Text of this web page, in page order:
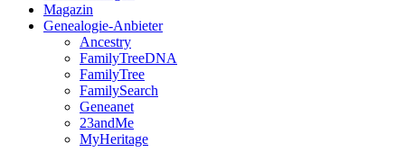
Magazin
Genealogie-Anbieter
Ancestry
FamilyTreeDNA
FamilyTree
FamilySearch
Geneanet
23andMe
MyHeritage